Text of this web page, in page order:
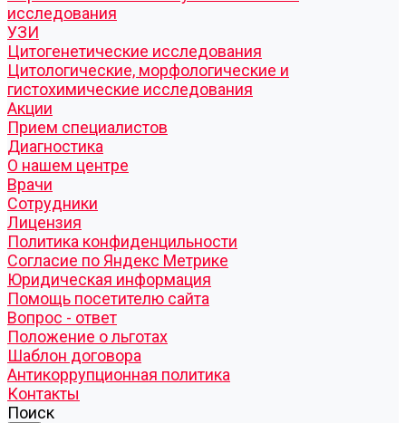
исследования
УЗИ
Цитогенетические исследования
Цитологические, морфологические и
гистохимические исследования
Акции
Прием специалистов
Диагностика
О нашем центре
Врачи
Сотрудники
Лицензия
Политика конфиденцильности
Согласие по Яндекс Метрике
Юридическая информация
Помощь посетителю сайта
Вопрос - ответ
Положение о льготах
Шаблон договора
Антикоррупционная политика
Контакты
Поиск